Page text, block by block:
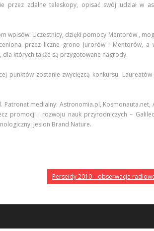
przez zdalne teleskopy, opisać swój udział w
wpisów. Uczestnicy, dzięki pomocy Mentorów ,
przez liczne grono Jurorów i Mentorów, a
których także są przygotowane nagrody.
punktów zostanie zwycięzcą konkursu.
medialny: Astronomia.pl, Kosmonauta.net,
promocji i rozwoju nauk przyrodniczych –
Jesion Brand Nature.
Perseidy 2010 – obserwacje